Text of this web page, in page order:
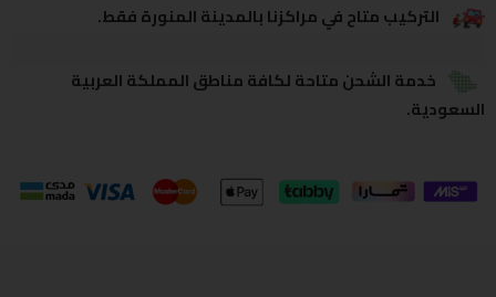
التركيب متاح في مراكزنا بالمدينة المنورة فقط.
خدمة الشحن متاحة لكافة مناطق المملكة العربية
السعودية.